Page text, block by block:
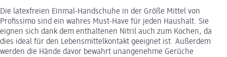
Die latexfreien Einmal-Handschuhe in der Größe Mittel von
Profissimo sind ein wahres Must-Have für jeden Haushalt. Sie
eignen sich dank dem enthaltenen Nitril auch zum Kochen, da
dies ideal für den Lebensmittelkontakt geeignet ist. Außerdem
werden die Hände davor bewahrt unangenehme Gerüche